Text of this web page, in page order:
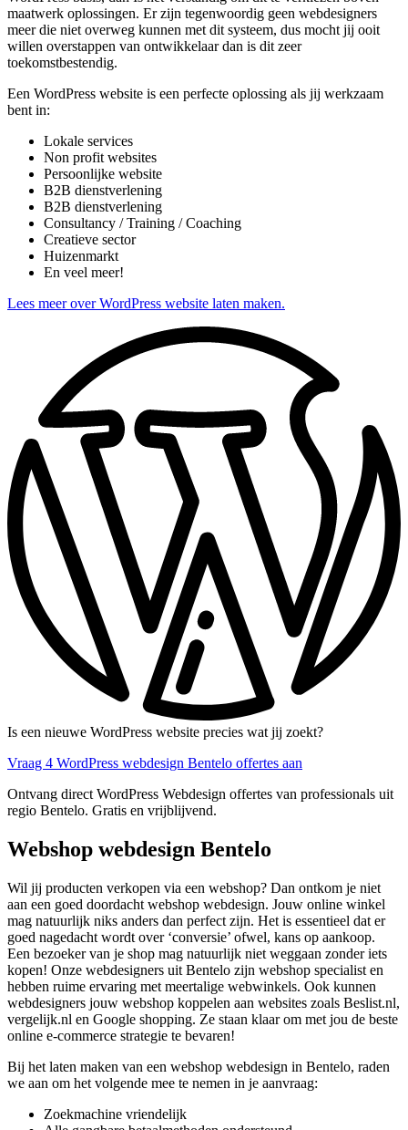
maatwerk oplossingen. Er zijn tegenwoordig geen webdesigners
meer die niet overweg kunnen met dit systeem, dus mocht jij ooit
willen overstappen van ontwikkelaar dan is dit zeer
toekomstbestendig.
Een WordPress website is een perfecte oplossing als jij werkzaam
bent in:
Lokale services
Non profit websites
Persoonlijke website
B2B dienstverlening
B2B dienstverlening
Consultancy / Training / Coaching
Creatieve sector
Huizenmarkt
En veel meer!
Lees meer over WordPress website laten maken.
Is een nieuwe WordPress website precies wat jij zoekt?
Vraag 4 WordPress webdesign Bentelo offertes aan
Ontvang direct WordPress Webdesign offertes van professionals uit
regio Bentelo. Gratis en vrijblijvend.
Webshop webdesign Bentelo
Wil jij producten verkopen via een webshop? Dan ontkom je niet
aan een goed doordacht webshop webdesign. Jouw online winkel
mag natuurlijk niks anders dan perfect zijn. Het is essentieel dat er
goed nagedacht wordt over ‘conversie’ ofwel, kans op aankoop.
Een bezoeker van je shop mag natuurlijk niet weggaan zonder iets
kopen! Onze webdesigners uit Bentelo zijn webshop specialist en
hebben ruime ervaring met meertalige webwinkels. Ook kunnen
webdesigners jouw webshop koppelen aan websites zoals Beslist.nl,
vergelijk.nl en Google shopping. Ze staan klaar om met jou de beste
online e-commerce strategie te bevaren!
Bij het laten maken van een webshop webdesign in Bentelo, raden
we aan om het volgende mee te nemen in je aanvraag:
Zoekmachine vriendelijk